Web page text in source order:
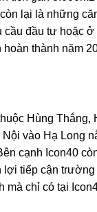
lại là những
đầu tư hoặc ở
thành năm
Hùng Thắng,
vào Hạ Long
cạnh Icon40
lợi tiếp cận
chỉ có tại